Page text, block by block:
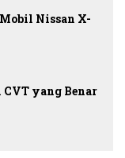
Nissan X-
yang Benar